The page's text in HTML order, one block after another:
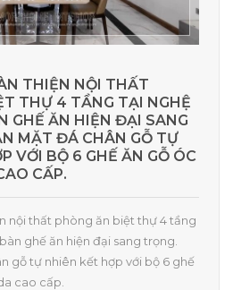
THIỆN NỘI THẤT
THỰ 4 TẦNG TẠI NGHỆ
GHẾ ĂN HIỆN ĐẠI SANG
MẶT ĐÁ CHÂN GỖ TỰ
VỚI BỘ 6 GHẾ ĂN GỖ ÓC
CẤP.
nội thất phòng ăn biệt thự 4 tầng
ghế ăn hiện đại sang trọng.
gỗ tự nhiên kết hợp với bộ 6 ghế
cao cấp.